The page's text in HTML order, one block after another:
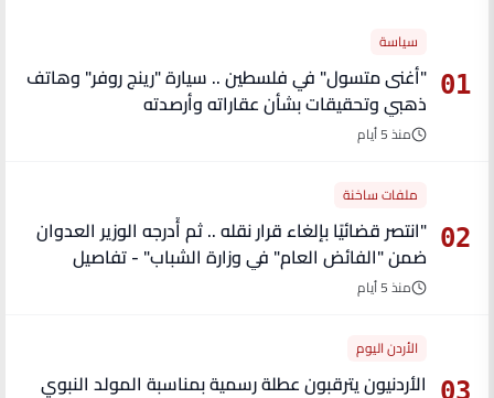
01
سياسة
"أغنى متسول" في فلسطين .. سيارة "رينج روفر" وهاتف
ذهبي وتحقيقات بشأن عقاراته وأرصدته
منذ 5 أيام
02
ملفات ساخنة
"انتصر قضائيًا بإلغاء قرار نقله .. ثم أُدرجه الوزير العدوان
ضمن "الفائض العام" في وزارة الشباب" - تفاصيل
منذ 5 أيام
03
الأردن اليوم
الأردنيون يترقبون عطلة رسمية بمناسبة المولد النبوي